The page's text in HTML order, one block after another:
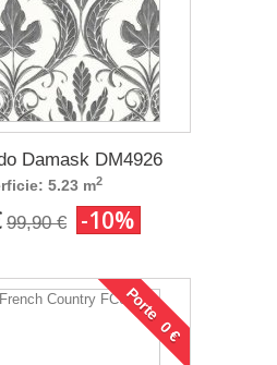
Damask DM4926
5.23 m2
99,90 € -10%
Porte 0 €